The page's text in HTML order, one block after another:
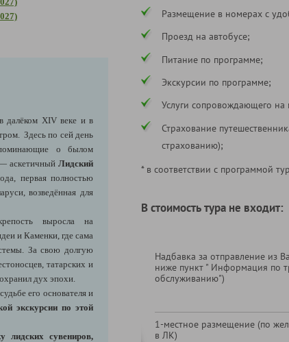
далёком XIV веке и в
Здесь по сей день
о былом
аскетичный Лидский
первая полностью
возведённая для
выросла на
и Каменки, где сама
За свою долгую
татарских и
дух эпохи.
его основателя и
экскурсии по этой
лидских сувениров,
Размещение в номерах с
Проезд на автобусе;
Питание по программе;
Экскурсии по программе;
Услуги сопровождающего на
Страхование
страхованию);
* в соответствии с программой
В стоимость тура не входит:
Надбавка за отправление из
ниже пункт " Информация по
обслуживанию")
1-местное размещение (по
в ЛК)